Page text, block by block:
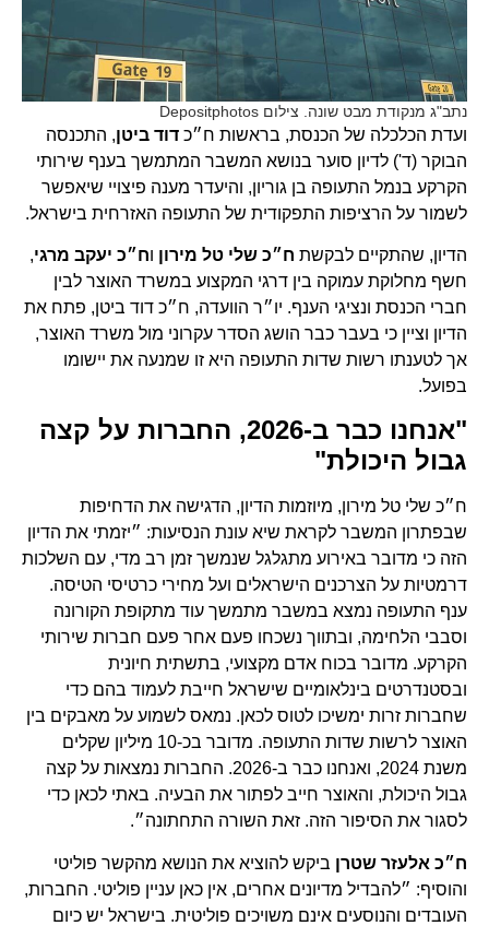
נתב"ג מנקודת מבט שונה. צילום Depositphotos
ועדת הכלכלה של הכנסת, בראשות ח״כ דוד ביטן, התכנסה
הבוקר (ד') לדיון סוער בנושא המשבר המתמשך בענף שירותי
הקרקע בנמל התעופה בן גוריון, והיעדר מענה פיצויי שיאפשר
לשמור על הרציפות התפקודית של התעופה האזרחית בישראל.
הדיון, שהתקיים לבקשת ח״כ שלי טל מירון וח״כ יעקב מרגי,
חשף מחלוקת עמוקה בין דרגי המקצוע במשרד האוצר לבין
חברי הכנסת ונציגי הענף. יו״ר הוועדה, ח״כ דוד ביטן, פתח את
הדיון וציין כי בעבר כבר הושג הסדר עקרוני מול משרד האוצר,
אך לטענתו רשות שדות התעופה היא זו שמנעה את יישומו
בפועל.
"אנחנו כבר ב-2026, החברות על קצה
גבול היכולת"
ח״כ שלי טל מירון, מיוזמות הדיון, הדגישה את הדחיפות
שבפתרון המשבר לקראת שיא עונת הנסיעות: ״יזמתי את הדיון
הזה כי מדובר באירוע מתגלגל שנמשך זמן רב מדי, עם השלכות
דרמטיות על הצרכנים הישראלים ועל מחירי כרטיסי הטיסה.
ענף התעופה נמצא במשבר מתמשך עוד מתקופת הקורונה
וסבבי הלחימה, ובתווך נשכחו פעם אחר פעם חברות שירותי
הקרקע. מדובר בכוח אדם מקצועי, בתשתית חיונית
ובסטנדרטים בינלאומיים שישראל חייבת לעמוד בהם כדי
שחברות זרות ימשיכו לטוס לכאן. נמאס לשמוע על מאבקים בין
האוצר לרשות שדות התעופה. מדובר בכ-10 מיליון שקלים
משנת 2024, ואנחנו כבר ב-2026. החברות נמצאות על קצה
גבול היכולת, והאוצר חייב לפתור את הבעיה. באתי לכאן כדי
לסגור את הסיפור הזה. זאת השורה התחתונה״.
ח״כ אלעזר שטרן ביקש להוציא את הנושא מהקשר פוליטי
והוסיף: ״להבדיל מדיונים אחרים, אין כאן עניין פוליטי. החברות,
העובדים והנוסעים אינם משויכים פוליטית. בישראל יש כיום